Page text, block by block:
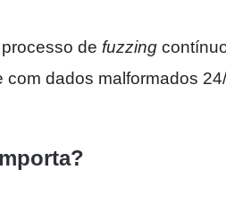
de fuzzing
com dados malformados